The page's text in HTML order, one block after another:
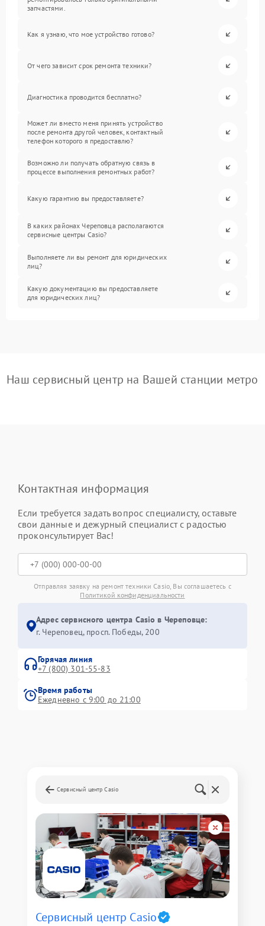
запчастями.
Как я узнаю, что мое устройство готово?
От чего зависит срок ремонта техники?
Диагностика проводится бесплатно?
Может ли вместо меня принять устройство
после ремонта другой человек, контактный
телефон которого я предоставлю?
Возможно ли получать обратную связь в
процессе выполнения ремонтных работ?
Какую гарантию вы предоставляете?
В каких районах Череповца располагаются
сервисные центры Casio?
Выполняете ли вы ремонт для юридических
лиц?
Какую документацию вы предоставляете
для юридических лиц?
Наш сервисный центр на Вашей станции метро
Контактная информация
Если требуется задать вопрос специалисту, оставьте
свои данные и дежурный специалист с радостью
проконсультирует Вас!
Отправляя заявку на ремонт техники Casio, Вы соглашаетесь с
Политикой конфиденциальности
Адрес сервисного центра Casio в Череповце:
г. Череповец, просп. Победы, 200
Горячая линия
+7 (800) 301-55-83
Время работы
Ежедневно с 9:00 до 21:00
Сервисный центр Casio
Сервисный центр Casio